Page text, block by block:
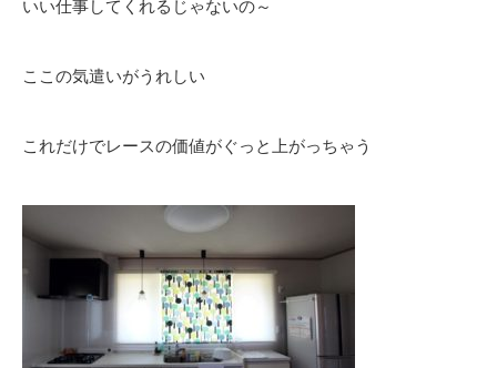
いい仕事してくれるじゃないの～
ここの気遣いがうれしい
これだけでレースの価値がぐっと上がっちゃう